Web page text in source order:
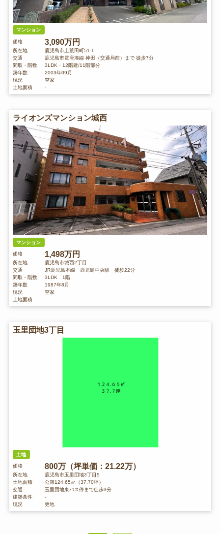
マンション
価格 3,090万円
所在地
鹿児島市上荒田町51-1
交通
鹿児島市電唐湊線 神田（交通局前）まで 徒歩7分
間取・階数
3LDK・12階建/11階部分
築年数
2003年09月
現況
空家
土地面積
-
ライオンズマンション城西
マンション
価格 1,498万円
所在地
鹿児島市城西2丁目
交通
JR鹿児島本線 鹿児島中央駅 徒歩22分
間取・階数
3LDK 1階
築年数
1987年8月
現況
空家
土地面積
-
玉里団地3丁目
土地
価格 800万（坪単価：21.22万）
所在地
鹿児島市玉里団地3丁目5
土地面積
公簿124.65㎡（37.70坪）
交通
玉里団地東バス停まで徒歩3分
建築条件
-
現況
更地